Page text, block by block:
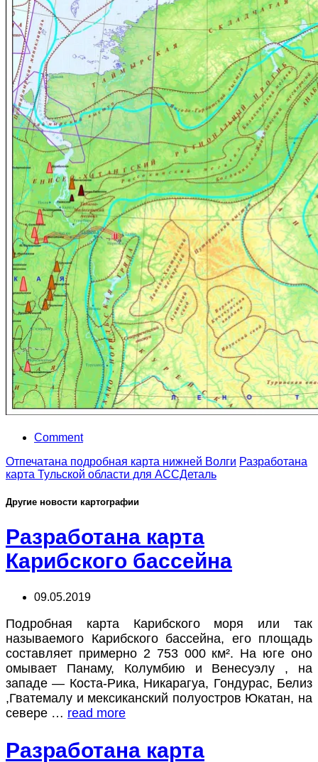
Comment
Отпечатана подробная карта нижней Волги Разработана
карта Тульской области для АССДеталь
Другие новости картографии
Разработана карта
Карибского бассейна
09.05.2019
Подробная карта Карибского моря или так
называемого Карибского бассейна, его площадь
составляет примерно 2 753 000 км². На юге оно
омывает Панаму, Колумбию и Венесуэлу , на
западе — Коста-Рика, Никарагуа, Гондурас, Белиз
,Гватемалу и мексиканский полуостров Юкатан, на
севере … read more
Разработана карта